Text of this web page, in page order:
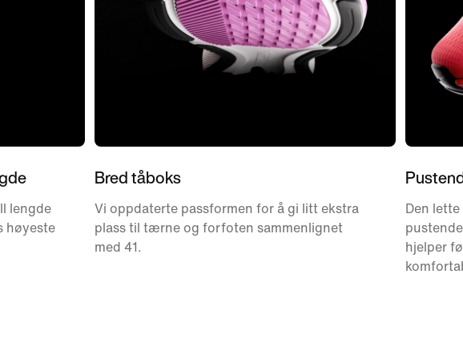
lengde
høyeste
Bred tåboks
Vi oppdaterte passformen for å gi litt ekstra
plass til tærne og forfoten sammenlignet
med 41.
Den
hjelper